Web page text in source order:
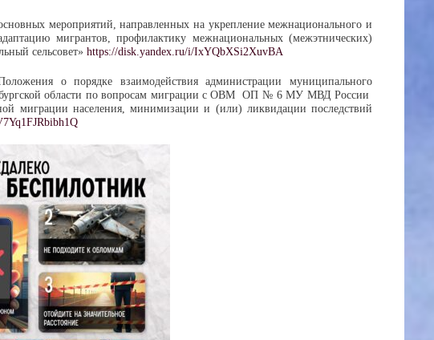
мероприятий, направленных на укрепление межнационального и
мигрантов, профилактику межнациональных (межэтнических)
сельсовет» https://disk.yandex.ru/i/IxYQbXSi2XuvBA
о порядке взаимодействия администрации муниципального
области по вопросам миграции с ОВМ ОП № 6 МУ МВД России
миграции населения, минимизации и (или) ликвидации последствий